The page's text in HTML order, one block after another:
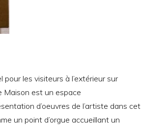
les visiteurs à l’extérieur sur
Maison est un espace
d’oeuvres de l’artiste dans cet
un point d’orgue accueillant un